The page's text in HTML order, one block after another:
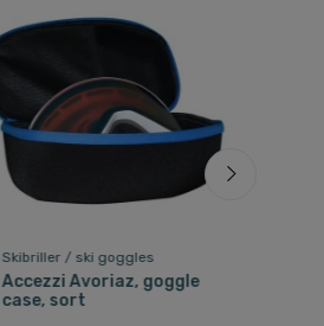
Skibriller / ski goggles
Accezzi Avoriaz, goggle
case, sort